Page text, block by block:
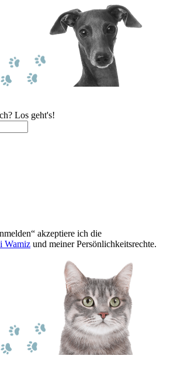
Los geht's!
akzeptiere ich die
Wamiz und meiner Persönlichkeitsrechte.